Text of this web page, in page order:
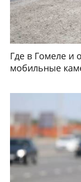
Где в Гомеле и
мобильные